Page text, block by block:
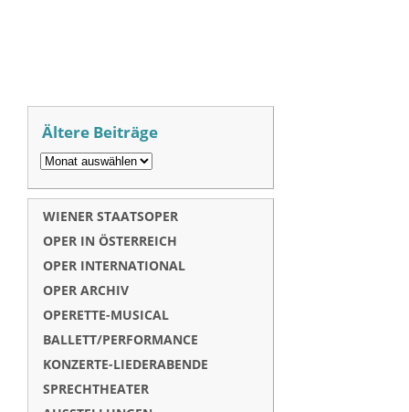
Ältere Beiträge
WIENER STAATSOPER
OPER IN ÖSTERREICH
OPER INTERNATIONAL
OPER ARCHIV
OPERETTE-MUSICAL
BALLETT/PERFORMANCE
KONZERTE-LIEDERABENDE
SPRECHTHEATER